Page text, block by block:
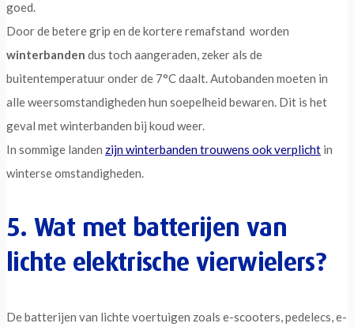
goed.
Door de betere grip en de kortere remafstand worden
winterbanden dus toch aangeraden, zeker als de
buitentemperatuur onder de 7°C daalt. Autobanden moeten in
alle weersomstandigheden hun soepelheid bewaren. Dit is het
geval met winterbanden bij koud weer.
In sommige landen zijn winterbanden trouwens ook verplicht in
winterse omstandigheden.
5. Wat met batterijen van
lichte elektrische vierwielers?
De batterijen van lichte voertuigen zoals e-scooters, pedelecs, e-